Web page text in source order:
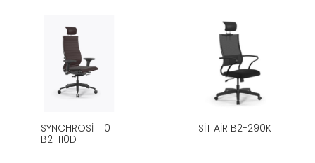
SYNCHROSIT 10
B2-110D
SIT AIR B2-290K